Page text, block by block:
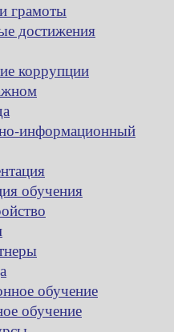
грамоты
достижения
коррупции
информационный
обучения
обучение
обучение